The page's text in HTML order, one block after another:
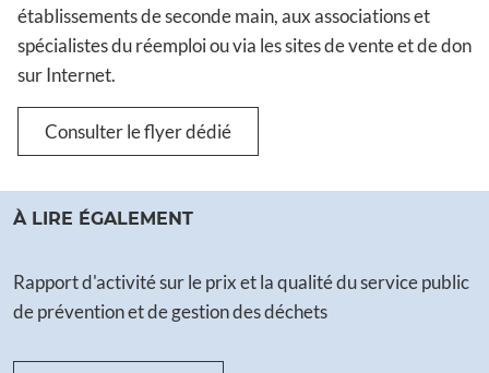
établissements de seconde main, aux associations et
spécialistes du réemploi ou via les sites de vente et de don
sur Internet.
Consulter le flyer dédié
À LIRE ÉGALEMENT
Rapport d'activité sur le prix et la qualité du service public
de prévention et de gestion des déchets